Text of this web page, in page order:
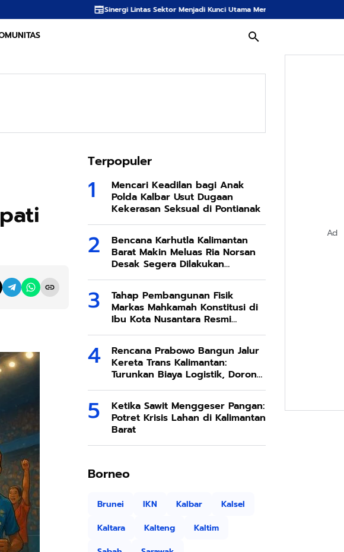
Sinergi Lintas Sektor Menjadi Kunci Utama Meredam Ancaman Kebakaran Hutan di Bumi
Terpopuler
Mencari Keadilan bagi Anak
Polda Kalbar Usut Dugaan
Kekerasan Seksual di Pontianak
Bencana Karhutla Kalimantan
Barat Makin Meluas Ria Norsan
Desak Segera Dilakukan
Modifikasi Cuaca
Tahap Pembangunan Fisik
Markas Mahkamah Konstitusi di
Ibu Kota Nusantara Resmi
Dimulai
Rencana Prabowo Bangun Jalur
Kereta Trans Kalimantan:
Turunkan Biaya Logistik, Dorong
Ekonomi SDA Melimpah
Ketika Sawit Menggeser Pangan:
Potret Krisis Lahan di Kalimantan
Barat
Borneo
Brunei IKN Kalbar
Kalsel
Kaltara
Kalteng
Kaltim
Ad